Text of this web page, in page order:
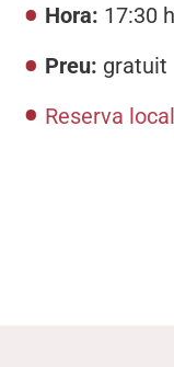
Hora: 17:30 h
Preu: gratuit
Reserva